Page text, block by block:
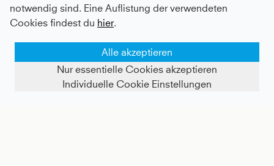
Kids 34 € | Adults 55 € Kids 37 € | Adults 57 €
notwendig sind. Eine Auflistung der verwendeten
Cookies findest du hier.
Alle akzeptieren
Nur essentielle Cookies akzeptieren
Individuelle Cookie Einstellungen